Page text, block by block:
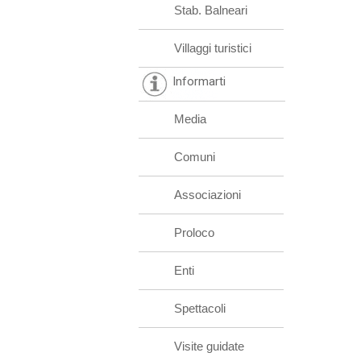
Stab. Balneari
Villaggi turistici
Informarti
Media
Comuni
Associazioni
Proloco
Enti
Spettacoli
Visite guidate